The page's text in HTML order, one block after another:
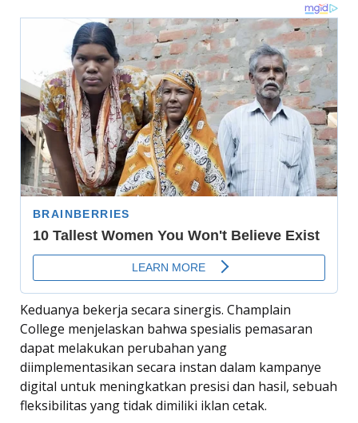
Keduanya bekerja secara sinergis. Champlain
College menjelaskan bahwa spesialis pemasaran
dapat melakukan perubahan yang
diimplementasikan secara instan dalam kampanye
digital untuk meningkatkan presisi dan hasil, sebuah
fleksibilitas yang tidak dimiliki iklan cetak.